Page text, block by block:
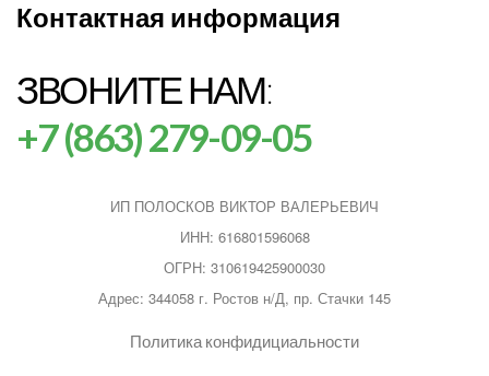
Контактная информация
ЗВОНИТЕ НАМ:
+7 (863) 279-09-05
ИП ПОЛОСКОВ ВИКТОР ВАЛЕРЬЕВИЧ
ИНН: 616801596068
ОГРН: 310619425900030
Адрес: 344058 г. Ростов н/Д, пр. Стачки 145
Политика конфидициальности